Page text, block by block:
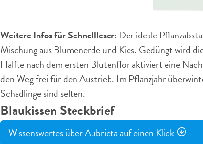
Weitere Infos für Schnellleser: Der ideale
Mischung aus Blumenerde und Kies. Gedüngt wird
Hälfte nach dem ersten Blütenflor aktiviert eine
den Weg frei für den Austrieb. Im Pflanzjahr
Schädlinge sind selten.
Blaukissen Steckbrief
Wissenswertes über Aubrieta auf einen Klick